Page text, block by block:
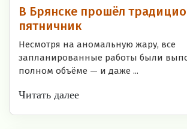
В Брянске прошёл
пятничник
Несмотря на аномальную жару, все
запланированные работы были
полном объёме — и даже ...
Читать далее